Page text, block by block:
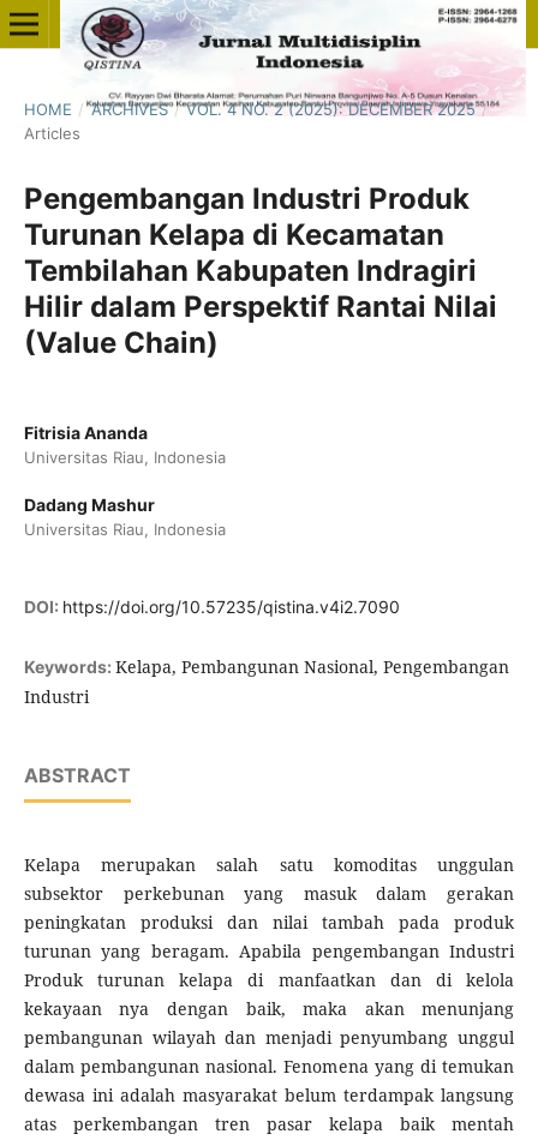
HOME / ARCHIVES / VOL. 4 NO. 2 (2025): DECEMBER 2025 /
Articles
Pengembangan Industri Produk
Turunan Kelapa di Kecamatan
Tembilahan Kabupaten Indragiri
Hilir dalam Perspektif Rantai Nilai
(Value Chain)
Fitrisia Ananda
Universitas Riau, Indonesia
Dadang Mashur
Universitas Riau, Indonesia
DOI: https://doi.org/10.57235/qistina.v4i2.7090
Keywords: Kelapa, Pembangunan Nasional, Pengembangan
Industri
ABSTRACT
Kelapa merupakan salah satu komoditas unggulan
subsektor perkebunan yang masuk dalam gerakan
peningkatan produksi dan nilai tambah pada produk
turunan yang beragam. Apabila pengembangan Industri
Produk turunan kelapa di manfaatkan dan di kelola
kekayaan nya dengan baik, maka akan menunjang
pembangunan wilayah dan menjadi penyumbang unggul
dalam pembangunan nasional. Fenomena yang di temukan
dewasa ini adalah masyarakat belum terdampak langsung
atas perkembangan tren pasar kelapa baik mentah